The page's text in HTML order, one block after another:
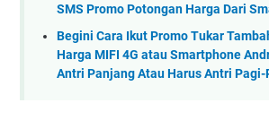
SMS Promo Potongan Harga Dari
Begini Cara Ikut Promo Tukar
Harga MIFI 4G atau Smartphone
Antri Panjang Atau Harus Antri Pagi-